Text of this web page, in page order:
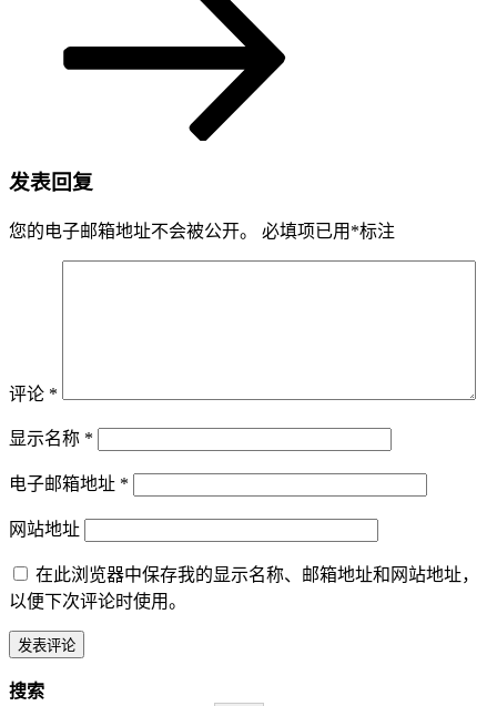
发表回复
您的电子邮箱地址不会被公开。 必填项已用 *标注
评论 *
显示名称 *
电子邮箱地址 *
网站地址
在此浏览器中保存我的显示名称、邮箱地址和网站地址，
以便下次评论时使用。
搜索